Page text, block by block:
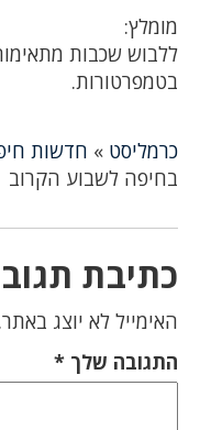
מומלץ:
ללבוש שכבות
בטמפרטורות.
כרמליסט » חדשות
בחיפה לשבוע הקרוב
כתיבת
האימייל לא יוצג באתר.
התגובה שלך *